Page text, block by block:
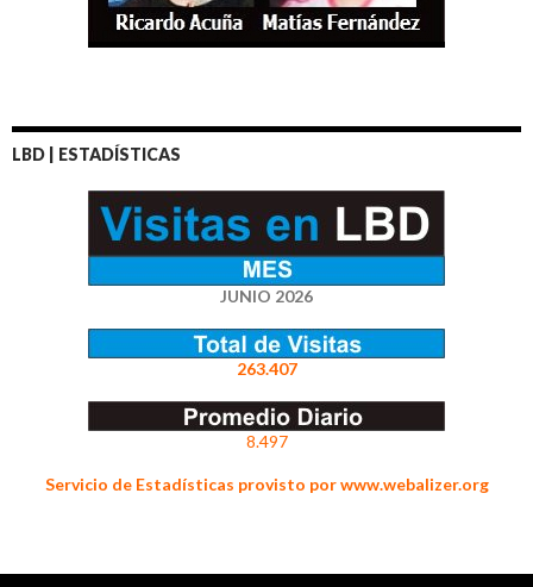
LBD | ESTADÍSTICAS
JUNIO 2026
263.407
8.497
Servicio de Estadísticas provisto por www.webalizer.org